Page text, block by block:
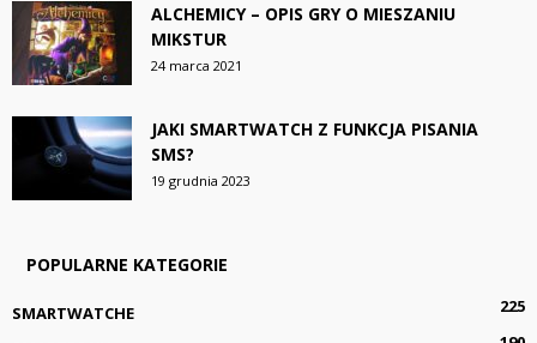
ALCHEMICY – OPIS GRY O MIESZANIU
MIKSTUR
24 marca 2021
JAKI SMARTWATCH Z FUNKCJA PISANIA
SMS?
19 grudnia 2023
POPULARNE KATEGORIE
SMARTWATCHE
225